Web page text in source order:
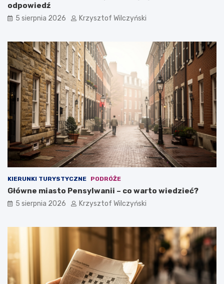
y
o
f
i
r
m
y
?
e
d
e
a
l
n
y
m
y
r
e
m
odpowiedź
5 sierpnia 2026 Krzysztof Wilczyński
KIERUNKI TURYSTYCZNE PODRÓŻE
Główne miasto Pensylwanii – co warto wiedzieć?
5 sierpnia 2026 Krzysztof Wilczyński